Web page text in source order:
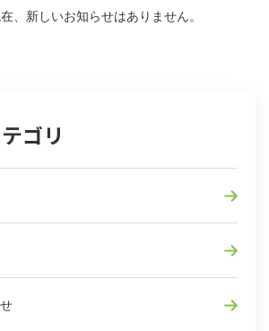
新しいお知らせはありません。
ゴリ